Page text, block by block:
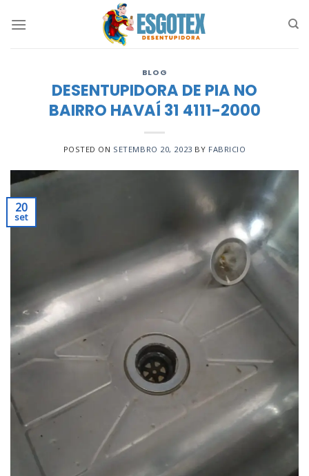
BLOG
DESENTUPIDORA DE PIA NO
BAIRRO HAVAÍ 31 4111-2000
POSTED ON SETEMBRO 20, 2023 BY FABRICIO
20
set